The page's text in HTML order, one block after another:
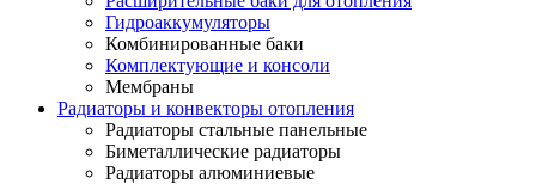
Гидроаккумуляторы
Комбинированные баки
Комплектующие и консоли
Мембраны
Радиаторы и конвекторы отопления
Радиаторы стальные панельные
Биметаллические радиаторы
Радиаторы алюминиевые